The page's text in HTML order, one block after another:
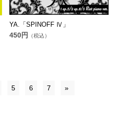
YA.「SPINOFF Ⅳ」
450円 （税込）
5 6 7 »